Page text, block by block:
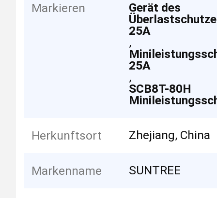
Markieren
Gerät des
25A
,
25A
,
SCB8T-80H
Herkunftsort Zhejiang, China
Markenname SUNTREE